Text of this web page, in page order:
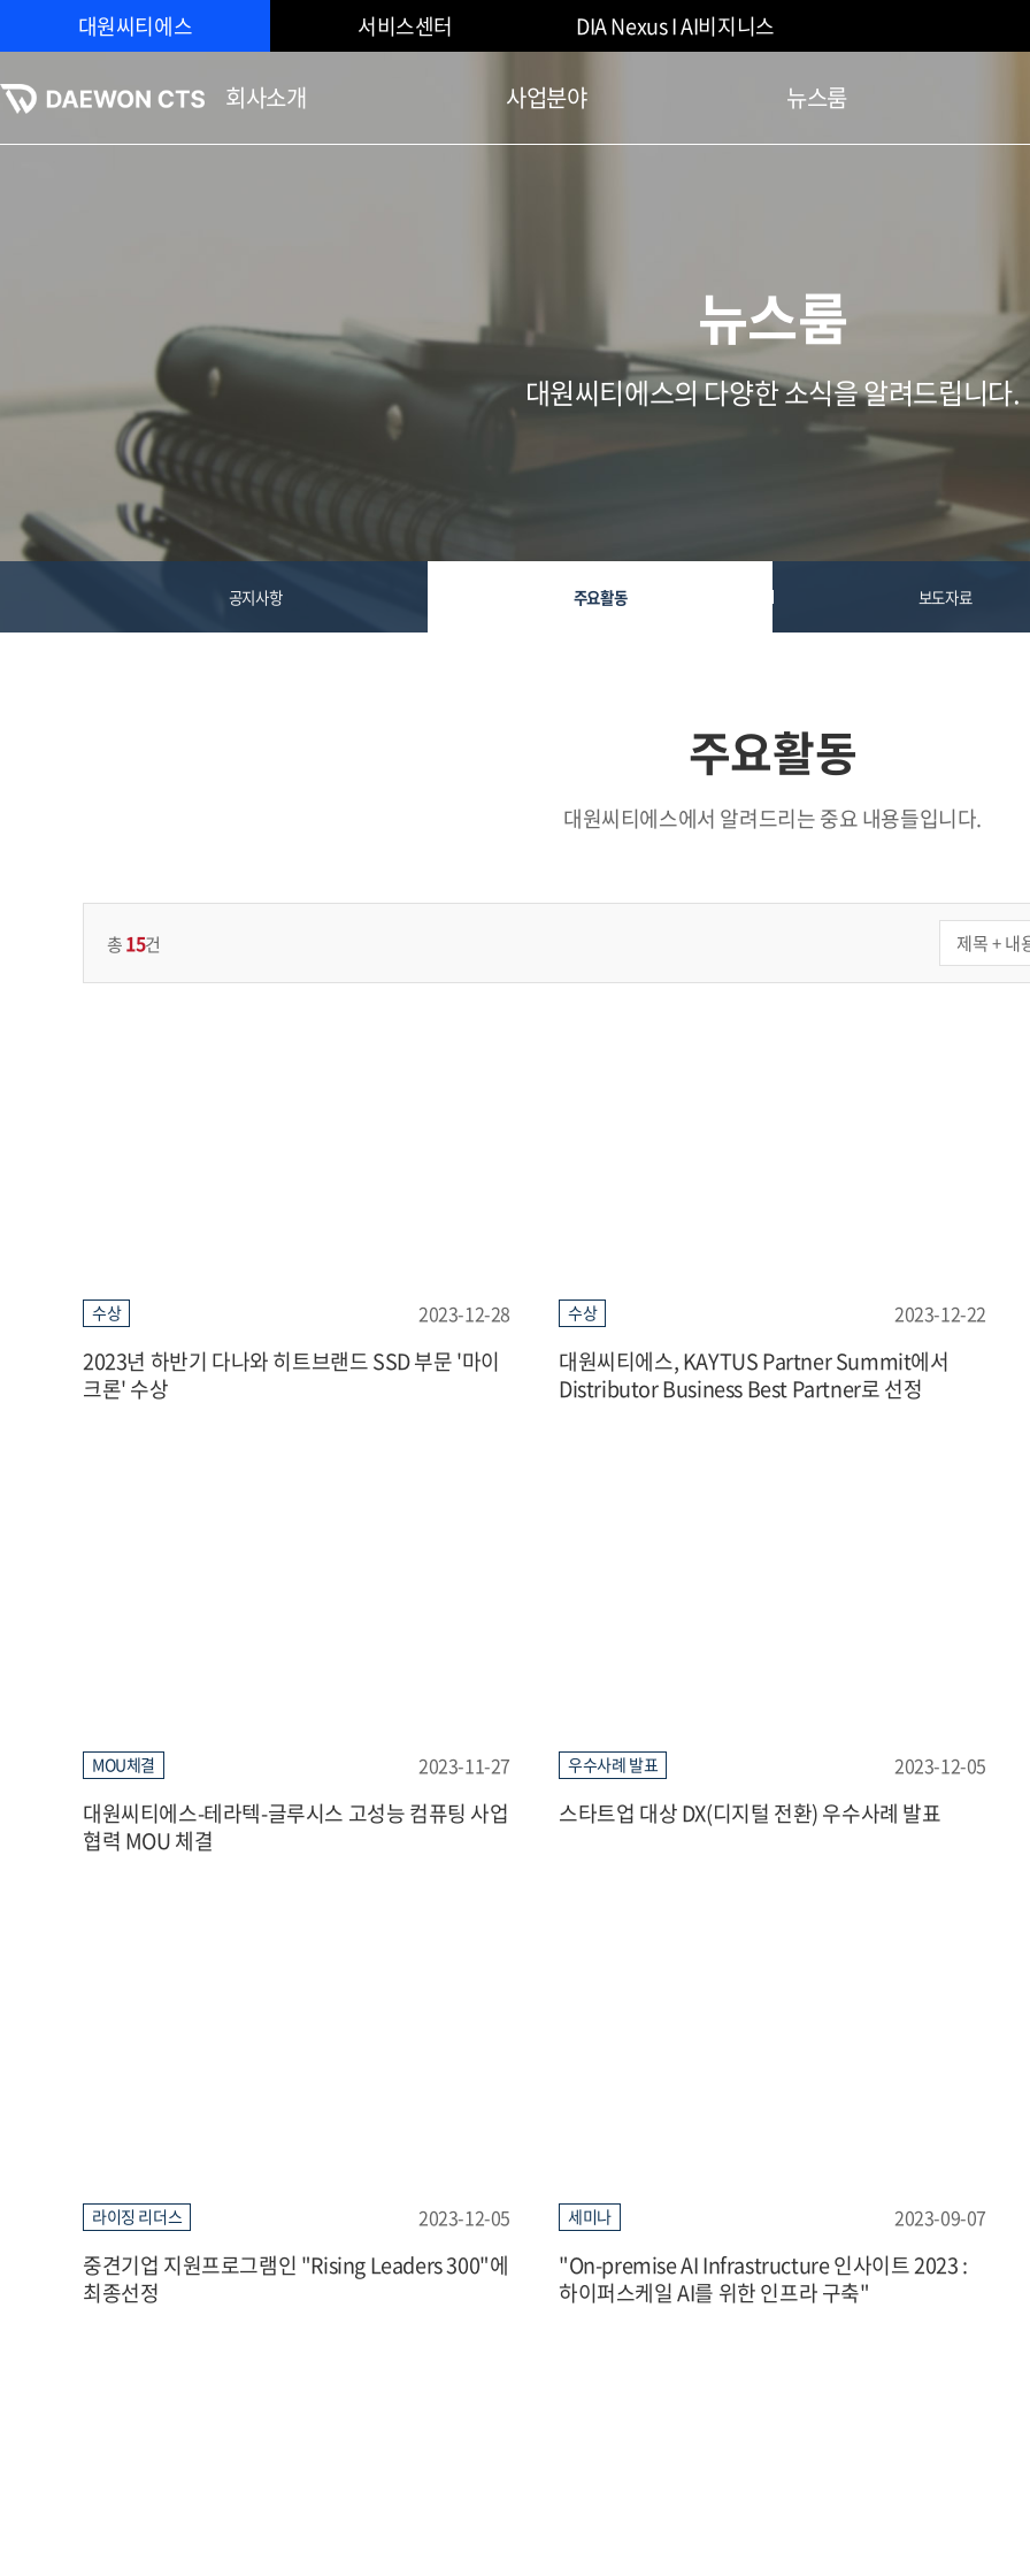
회사소개 사업분야 뉴스룸
대원씨티에스 서비스센터 DIA Nexus I AI비지니스
뉴스룸
대원씨티에스의 다양한 소식을 알려드립니다.
공지사항 주요활동 보도자료
주요활동
대원씨티에스에서 알려드리는 중요 내용들입니다.
총15건
수상 2023-12-28
2023년 하반기 다나와 히트브랜드 SSD 부문 '마이
크론' 수상
수상 2023-12-22
대원씨티에스, KAYTUS Partner Summit에서
Distributor Business Best Partner로 선정
MOU체결 2023-11-27
대원씨티에스-테라텍-글루시스 고성능 컴퓨팅 사업
협력 MOU 체결
우수사례 발표 2023-12-05
스타트업 대상 DX(디지털 전환) 우수사례 발표
라이징 리더스 2023-12-05
중견기업 지원프로그램인 "Rising Leaders 300"에
최종선정
세미나 2023-09-07
"On-premise AI Infrastructure 인사이트 2023 :
하이퍼스케일 AI를 위한 인프라 구축"